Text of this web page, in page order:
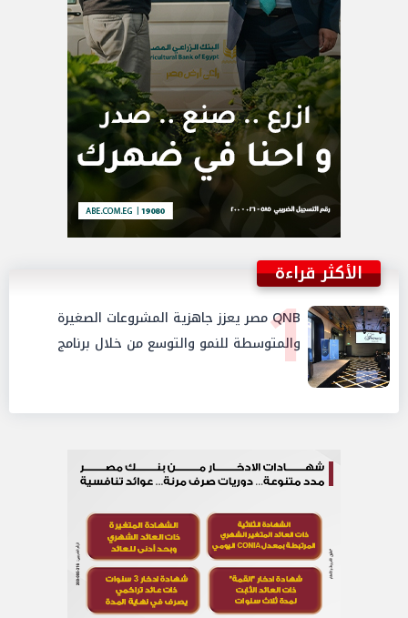
الأكثر قراءة
1QNB مصر يعزز جاهزية المشروعات الصغيرة
والمتوسطة للنمو والتوسع من خلال برنامج
أبطال المشروعات الصغيرة والمتوسطة